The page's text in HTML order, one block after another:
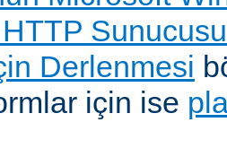
Derlenmesi
için ise